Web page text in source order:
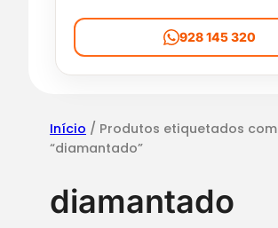
a
d
e
928 145 320
Início / Produtos etiquetados com
“diamantado”
diamantado